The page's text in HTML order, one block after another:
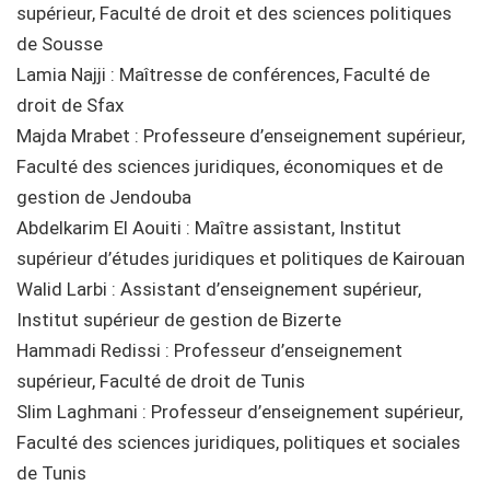
supérieur, Faculté de droit et des sciences politiques
de Sousse
Lamia Najji : Maîtresse de conférences, Faculté de
droit de Sfax
Majda Mrabet : Professeure d’enseignement supérieur,
Faculté des sciences juridiques, économiques et de
gestion de Jendouba
Abdelkarim El Aouiti : Maître assistant, Institut
supérieur d’études juridiques et politiques de Kairouan
Walid Larbi : Assistant d’enseignement supérieur,
Institut supérieur de gestion de Bizerte
Hammadi Redissi : Professeur d’enseignement
supérieur, Faculté de droit de Tunis
Slim Laghmani : Professeur d’enseignement supérieur,
Faculté des sciences juridiques, politiques et sociales
de Tunis